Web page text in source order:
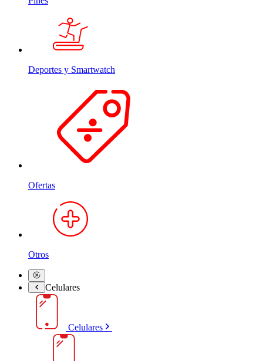
Deportes y Smartwatch
Ofertas
Otros
Celulares
Celulares